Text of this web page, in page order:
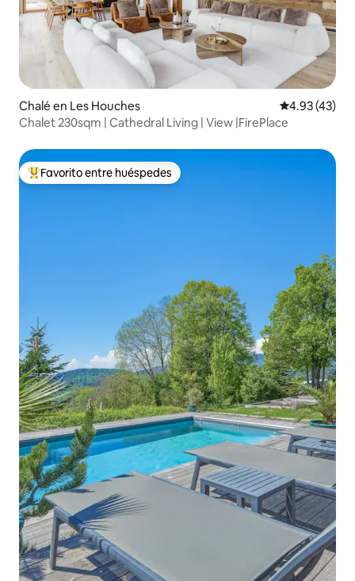
Chalé en Les Houches Calificación
4.93 (43)
Chalet 230sqm | Cathedral Living | View |FirePlace
Favorito entre huéspedes preferido
Favorito entre huéspedes